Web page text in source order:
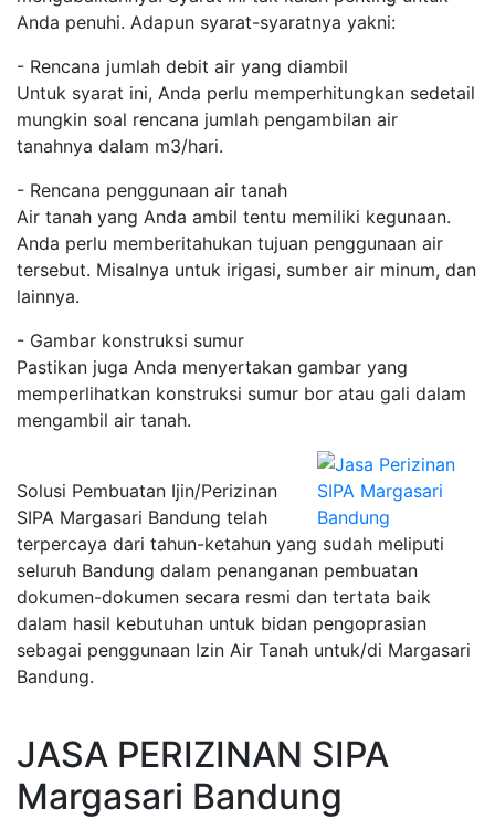
Anda penuhi. Adapun syarat-syaratnya yakni:
- Rencana jumlah debit air yang diambil
Untuk syarat ini, Anda perlu memperhitungkan sedetail
mungkin soal rencana jumlah pengambilan air
tanahnya dalam m3/hari.
- Rencana penggunaan air tanah
Air tanah yang Anda ambil tentu memiliki kegunaan.
Anda perlu memberitahukan tujuan penggunaan air
tersebut. Misalnya untuk irigasi, sumber air minum, dan
lainnya.
- Gambar konstruksi sumur
Pastikan juga Anda menyertakan gambar yang
memperlihatkan konstruksi sumur bor atau gali dalam
mengambil air tanah.
Solusi Pembuatan Ijin/Perizinan
SIPA Margasari Bandung telah
terpercaya dari tahun-ketahun yang sudah meliputi
seluruh Bandung dalam penanganan pembuatan
dokumen-dokumen secara resmi dan tertata baik
dalam hasil kebutuhan untuk bidan pengoprasian
sebagai penggunaan Izin Air Tanah untuk/di Margasari
Bandung.
JASA PERIZINAN SIPA
Margasari Bandung